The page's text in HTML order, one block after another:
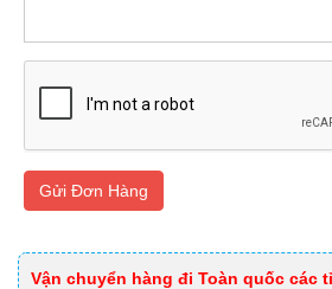
Gửi Đơn Hàng
Vận chuyển hàng đi Toàn quốc các